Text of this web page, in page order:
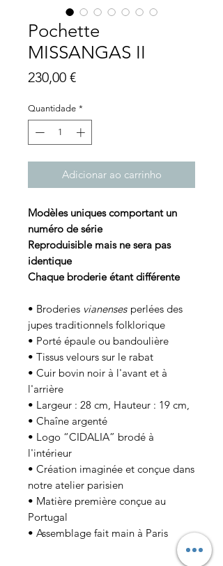
Pochette
MISSANGAS II
230,00 €Preço
Quantidade *
Adicionar ao carrinho
Modèles uniques comportant un
numéro de série
Reproduisible mais ne sera pas
identique
Chaque broderie étant différente
• Broderies vianenses perlées des
jupes traditionnels folklorique
• Porté épaule ou bandoulière
• Tissus velours sur le rabat
• Cuir bovin noir à l'avant et à
l'arrière
• Largeur : 28 cm, Hauteur : 19 cm,
• Chaîne argenté
• Logo “CIDALIA” brodé à
l'intérieur
• Création imaginée et conçue dans
notre atelier parisien
• Matière première conçue au
Portugal
• Assemblage fait main à Paris